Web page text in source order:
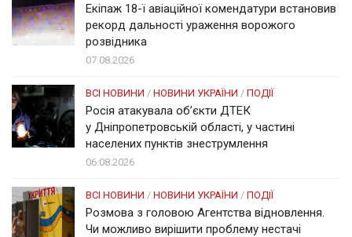
Екіпаж 18-ї авіаційної комендатури встановив
рекорд дальності ураження ворожого
розвідника
07.08.2026
ВСІ НОВИНИ / НОВИНИ УКРАЇНИ / ПОДІЇ
Росія атакувала об’єкти ДТЕК
у Дніпропетровській області, у частині
населених пунктів знеструмлення
06.08.2026
ВСІ НОВИНИ / НОВИНИ УКРАЇНИ / ПОДІЇ
Розмова з головою Агентства відновлення.
Чи можливо вирішити проблему нестачі